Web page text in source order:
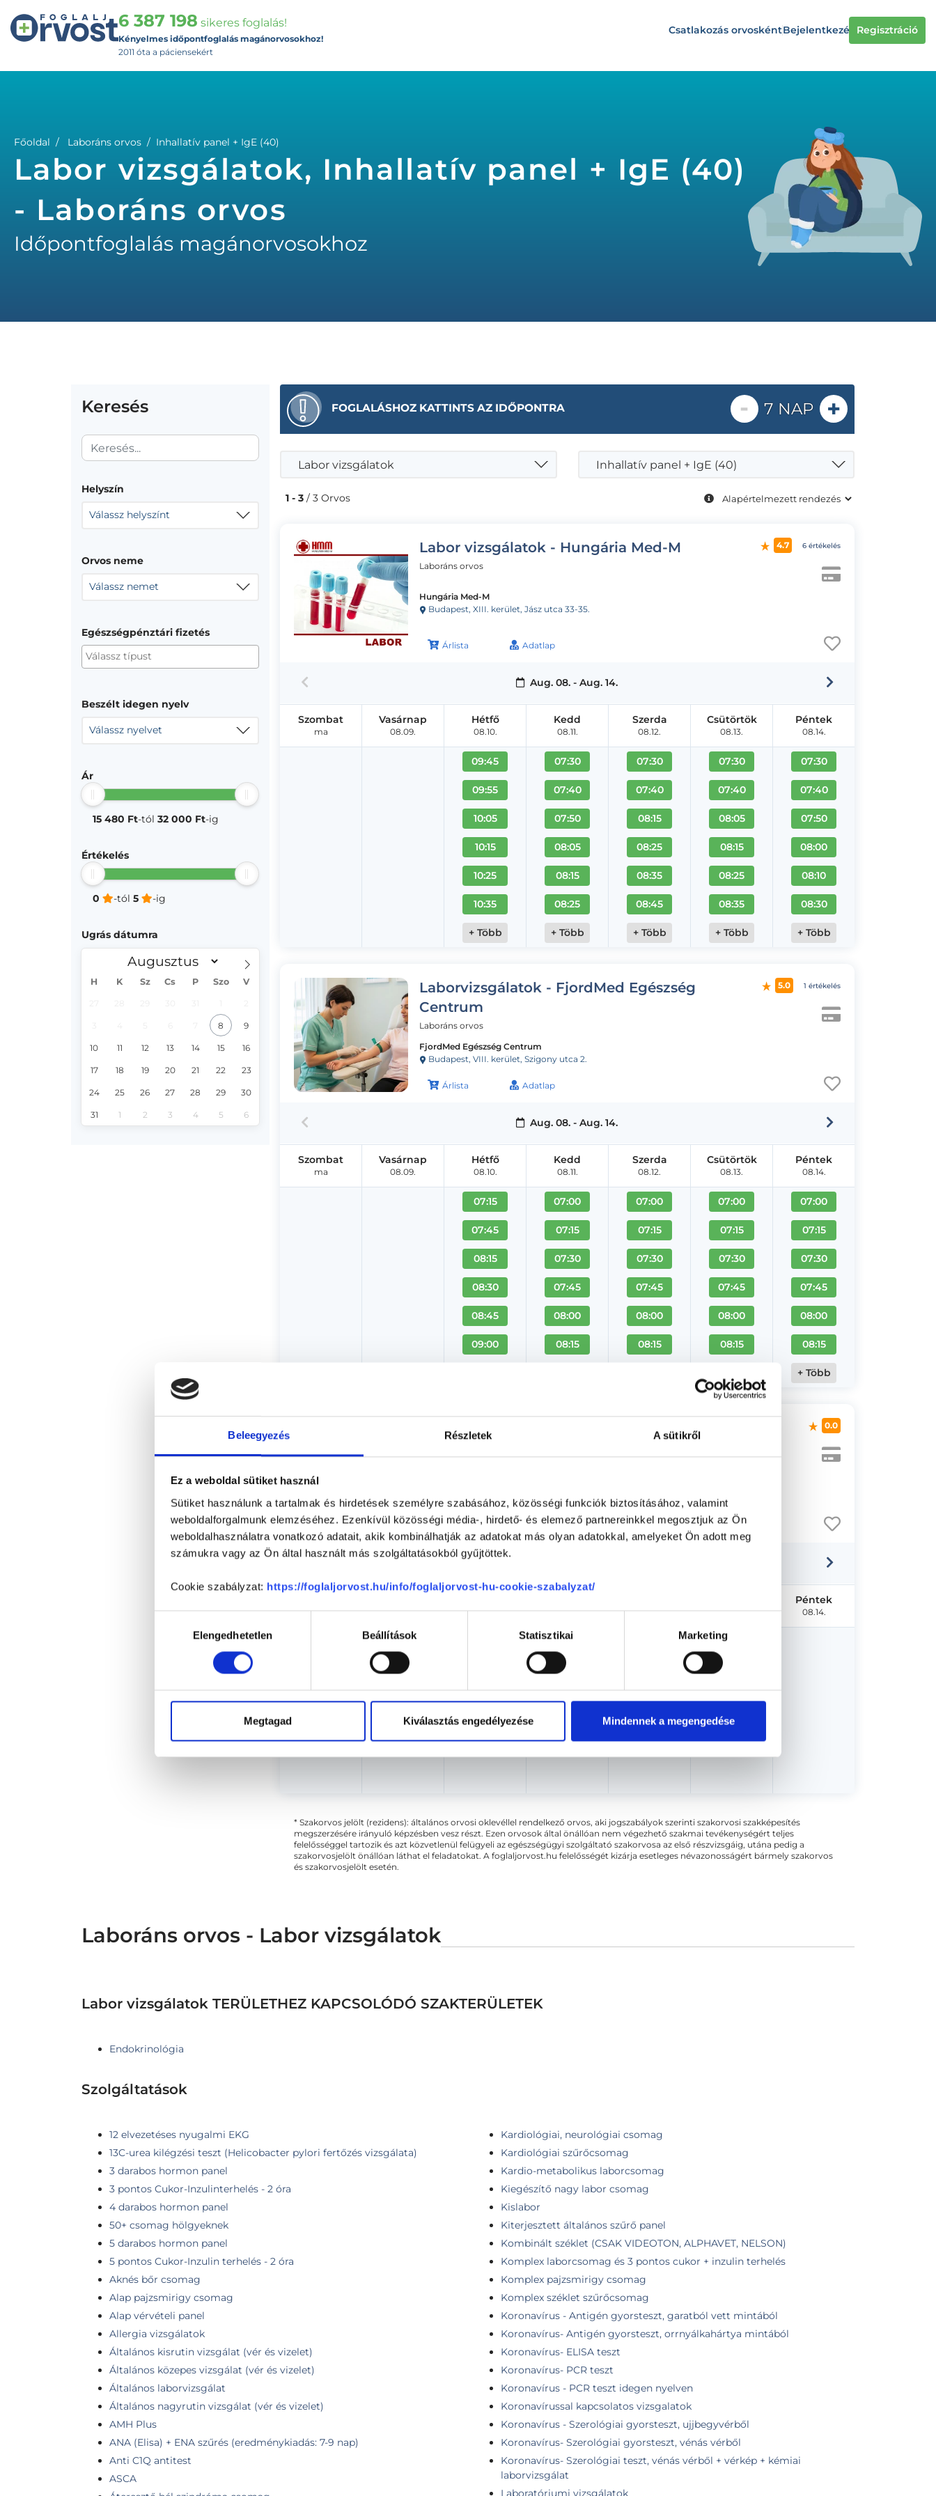
Beleegyezés Részletek A sütikről
Ez a weboldal sütiket használ
Sütiket használunk a tartalmak és hirdetések személyre szabásához, közösségi funkciók biztosításához, valamint
weboldalforgalmunk elemzéséhez. Ezenkívül közösségi média-, hirdető- és elemező partnereinkkel megosztjuk az Ön
weboldalhasználatra vonatkozó adatait, akik kombinálhatják az adatokat más olyan adatokkal, amelyeket Ön adott meg
számukra vagy az Ön által használt más szolgáltatásokból gyűjtöttek.
Cookie szabályzat: https://foglaljorvost.hu/info/foglaljorvost-hu-cookie-szabalyzat/
kiválasztásaElengedhetetlen Beállítások Statisztikai Marketing
Megtagad Kiválasztás engedélyezése Mindennek a megengedése
6 387 198 sikeres foglalás!
Kényelmes időpontfoglalás magánorvosokhoz!
2011 óta a páciensekért
Csatlakozás orvoskéntBejelentkezés Regisztráció
Főoldal Laboráns orvos Inhallatív panel + IgE (40)
Labor vizsgálatok, Inhallatív panel + IgE (40)
- Laboráns orvos
Időpontfoglalás magánorvosokhoz
Keresés
Helyszín
Válassz helyszínt
Orvos neme
Válassz nemet
Egészségpénztári fizetés
Beszélt idegen nyelv
Válassz nyelvet
Ár
15 480 Ft-tól 32 000 Ft-ig
Értékelés
0 -tól 5 -ig
Ugrás dátumra
H K Sz Cs P Szo V
8 9
10 11 12 13 14 15 16
17 18 19 20 21 22 23
24 25 26 27 28 29 30
31 1 2 3 4 5 6
FOGLALÁSHOZ KATTINTS AZ IDŐPONTRA - 7 NAP +
Labor vizsgálatok Inhallatív panel + IgE (40)
1 - 3 / 3 Orvos
Labor vizsgálatok - Hungária Med-M
Laboráns orvos
Hungária Med-M
Budapest, XIII. kerület, Jász utca 33-35.
Árlista Adatlap
4.7 6 értékelés
Aug. 08. - Aug. 14.
Szombat
ma
Vasárnap
08.09.
Hétfő
08.10.
09:45
09:55
10:05
10:15
10:25
10:35
+ Több
Kedd
08.11.
07:30
07:40
07:50
08:05
08:15
08:25
+ Több
Szerda
08.12.
07:30
07:40
08:15
08:25
08:35
08:45
+ Több
Csütörtök
08.13.
07:30
07:40
08:05
08:15
08:25
08:35
+ Több
Péntek
08.14.
07:30
07:40
07:50
08:00
08:10
08:30
+ Több
Laborvizsgálatok - FjordMed Egészség
Centrum
Laboráns orvos
FjordMed Egészség Centrum
Budapest, VIII. kerület, Szigony utca 2.
Árlista Adatlap
5.0 1 értékelés
Aug. 08. - Aug. 14.
Szombat
ma
Vasárnap
08.09.
Hétfő
08.10.
07:15
07:45
08:15
08:30
08:45
09:00
Kedd
08.11.
07:00
07:15
07:30
07:45
08:00
08:15
Szerda
08.12.
07:00
07:15
07:30
07:45
08:00
08:15
Csütörtök
08.13.
07:00
07:15
07:30
07:45
08:00
08:15
Péntek
08.14.
07:00
07:15
07:30
07:45
08:00
08:15
+ Több
Laborvizsgálatok - Királyerdei Klinika
Árlista Adatlap
0.0
ma 08.09. 08.10. 08.11. 08.12. 08.13.
Péntek
08.14.
* Szakorvos jelölt (rezidens): általános orvosi oklevéllel rendelkező orvos, aki jogszabályok szerinti szakorvosi szakképesítés
megszerzésére irányuló képzésben vesz részt. Ezen orvosok által önállóan nem végezhető szakmai tevékenységért teljes
felelősséggel tartozik és azt közvetlenül felügyeli az egészségügyi szolgáltató szakorvosa az első részvizsgáig, utána pedig a
szakorvosjelölt önállóan láthat el feladatokat. A foglaljorvost.hu felelősségét kizárja esetleges névazonosságért bármely szakorvos
és szakorvosjelölt esetén.
Laboráns orvos - Labor vizsgálatok
Labor vizsgálatok TERÜLETHEZ KAPCSOLÓDÓ SZAKTERÜLETEK
Endokrinológia
Szolgáltatások
12 elvezetéses nyugalmi EKG
13C-urea kilégzési teszt (Helicobacter pylori fertőzés vizsgálata)
3 darabos hormon panel
3 pontos Cukor-Inzulinterhelés - 2 óra
4 darabos hormon panel
50+ csomag hölgyeknek
5 darabos hormon panel
5 pontos Cukor-Inzulin terhelés - 2 óra
Aknés bőr csomag
Alap pajzsmirigy csomag
Alap vérvételi panel
Allergia vizsgálatok
Általános kisrutin vizsgálat (vér és vizelet)
Általános közepes vizsgálat (vér és vizelet)
Általános laborvizsgálat
Általános nagyrutin vizsgálat (vér és vizelet)
AMH Plus
ANA (Elisa) + ENA szűrés (eredménykiadás: 7-9 nap)
Anti C1Q antitest
ASCA
Kardiológiai, neurológiai csomag
Kardiológiai szűrőcsomag
Kardio-metabolikus laborcsomag
Kiegészítő nagy labor csomag
Kislabor
Kiterjesztett általános szűrő panel
Kombinált széklet (CSAK VIDEOTON, ALPHAVET, NELSON)
Komplex laborcsomag és 3 pontos cukor + inzulin terhelés
Komplex pajzsmirigy csomag
Komplex széklet szűrőcsomag
Koronavírus - Antigén gyorsteszt, garatból vett mintából
Koronavírus- Antigén gyorsteszt, orrnyálkahártya mintából
Koronavírus- ELISA teszt
Koronavírus- PCR teszt
Koronavírus - PCR teszt idegen nyelven
Koronavírussal kapcsolatos vizsgalatok
Koronavírus - Szerológiai gyorsteszt, ujjbegyvérből
Koronavírus- Szerológiai gyorsteszt, vénás vérből
Koronavírus- Szerológiai teszt, vénás vérből + vérkép + kémiai
laborvizsgálat
Laboratóriumi vizsgálatok